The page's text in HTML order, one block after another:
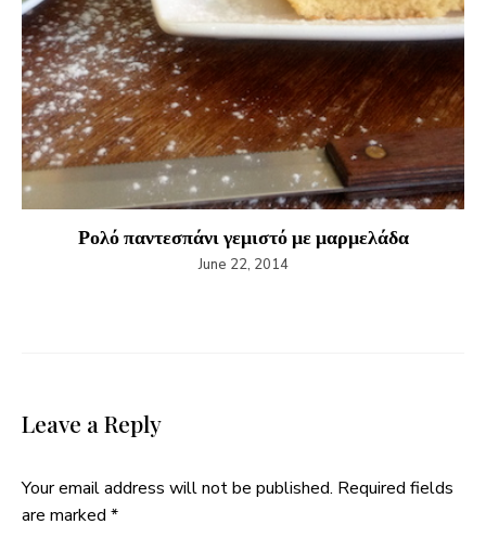
Ρολό παντεσπάνι γεμιστό με μαρμελάδα
June 22, 2014
Leave a Reply
Your email address will not be published. Required fields
are marked *